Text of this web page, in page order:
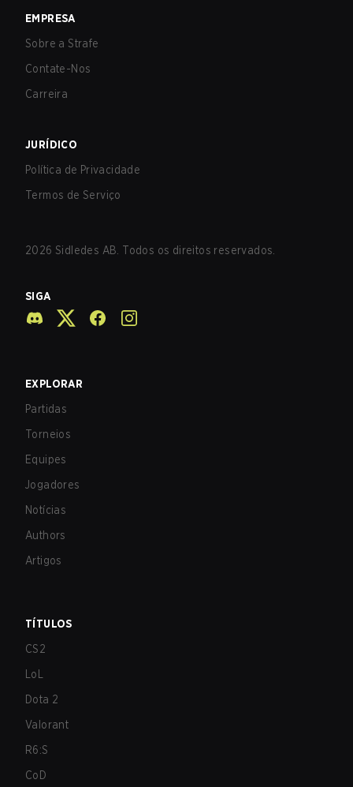
EMPRESA
Sobre a Strafe
Contate-Nos
Carreira
JURÍDICO
Política de Privacidade
Termos de Serviço
2026 Sidledes AB. Todos os direitos reservados.
SIGA
EXPLORAR
Partidas
Torneios
Equipes
Jogadores
Notícias
Authors
Artigos
TÍTULOS
CS2
LoL
Dota 2
Valorant
R6:S
CoD